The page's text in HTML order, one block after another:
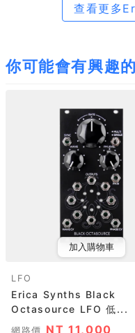
查看更多
你可能會有興趣
加入購物車
LFO
Erica Synths Black
Octasource LFO 低...
網路價 NT 11,000